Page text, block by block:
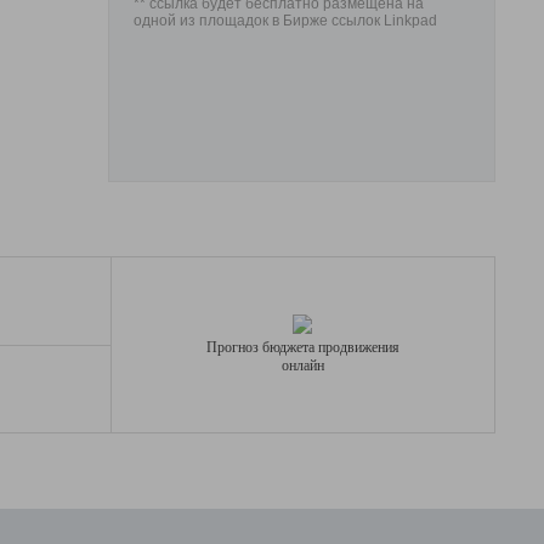
** ссылка будет бесплатно размещена на
одной из площадок в Бирже ссылок Linkpad
Прогноз бюджета продвижения
онлайн